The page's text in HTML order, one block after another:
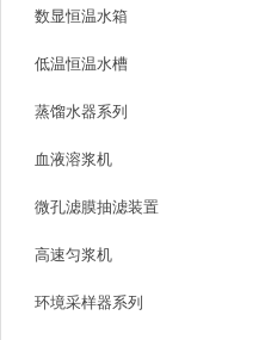
数显恒温水箱
低温恒温水槽
蒸馏水器系列
血液溶浆机
微孔滤膜抽滤装置
高速匀浆机
环境采样器系列